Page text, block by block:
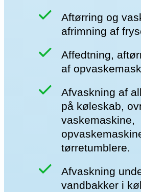
Aftørring og
afrimning af
Affedtning,
af
Afvaskning af
på køleskab,
vaskemaskine,
tørretumblere.
Afvaskning
vandbakker i